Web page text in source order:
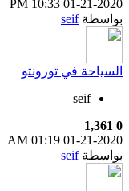
01-21-2020
10:33 PM
بواسطةseif
السياحة في تورونتو
seif
0
1,361
01-21-2020
01:19 AM
بواسطةseif